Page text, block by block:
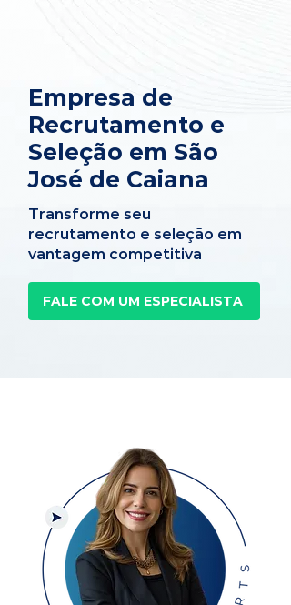
Empresa de
Recrutamento e
Seleção em São
José de Caiana
Transforme seu
recrutamento e seleção em
vantagem competitiva
FALE COM UM ESPECIALISTA